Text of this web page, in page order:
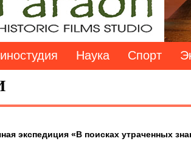
Наука Спорт
экспедиция «В поисках утраченных